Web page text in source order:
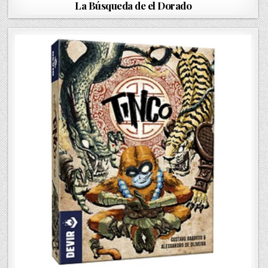
t
d
i
n
La Búsqueda de el Dorado